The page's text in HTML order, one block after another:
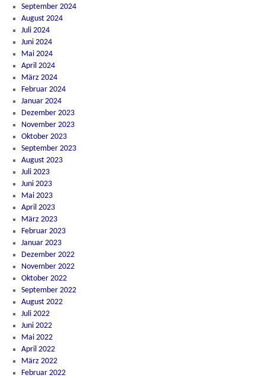
September 2024
August 2024
Juli 2024
Juni 2024
Mai 2024
April 2024
März 2024
Februar 2024
Januar 2024
Dezember 2023
November 2023
Oktober 2023
September 2023
August 2023
Juli 2023
Juni 2023
Mai 2023
April 2023
März 2023
Februar 2023
Januar 2023
Dezember 2022
November 2022
Oktober 2022
September 2022
August 2022
Juli 2022
Juni 2022
Mai 2022
April 2022
März 2022
Februar 2022